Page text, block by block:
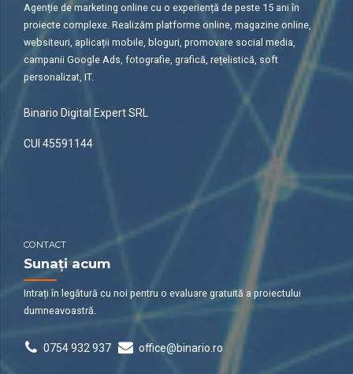
Agenție de marketing online cu o experiență de peste 15 ani în
proiecte complexe. Realizăm platforme online, magazine online,
websiteuri, aplicații mobile, bloguri, promovare social media,
campanii Google Ads, fotografie, grafică, rețelistică, soft
personalizat, IT.
Binario Digital Expert SRL
CUI 45591144
CONTACT
Sunați acum
Intrați în legătură cu noi pentru o evaluare gratuită a proiectului
dumneavoastră.
0754 932 937 office@binario.ro